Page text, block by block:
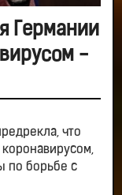
Германии
-
что
по борьбе с